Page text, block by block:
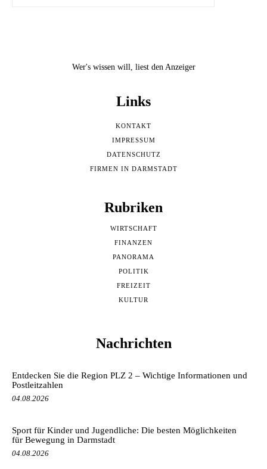
Wer's wissen will, liest den Anzeiger
Links
KONTAKT
IMPRESSUM
DATENSCHUTZ
FIRMEN IN DARMSTADT
Rubriken
WIRTSCHAFT
FINANZEN
PANORAMA
POLITIK
FREIZEIT
KULTUR
Nachrichten
Entdecken Sie die Region PLZ 2 – Wichtige Informationen und
Postleitzahlen
04.08.2026
Sport für Kinder und Jugendliche: Die besten Möglichkeiten
für Bewegung in Darmstadt
04.08.2026